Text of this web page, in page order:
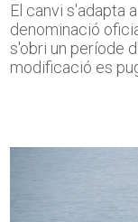
El canvi s'adapta
denominació
s'obri un període
modificació es